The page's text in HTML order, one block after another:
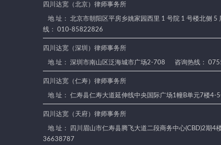
四川达宽（北京）律师事务所
地 址： 北京市朝阳区平房乡姚家园西里 1 号院 1 号楼北侧
线： 010-85822826
四川达宽（深圳）律师事务所
地 址： 深圳市南山区泛海城市广场2-708 咨询热线：
四川达宽（仁寿）律师事务所
地 址： 仁寿县仁寿大道延伸线中央国际广场1幢B单元7楼4-
四川达宽（天府）律师事务所
地 址： 四川眉山市仁寿县腾飞大道二段商务中心(CBD)2期
36638787